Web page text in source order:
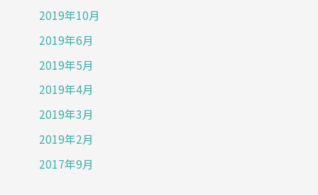
2019年10月
2019年6月
2019年5月
2019年4月
2019年3月
2019年2月
2017年9月